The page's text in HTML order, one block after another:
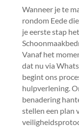
Wanneer je te
rondom Eede
je eerste stap
Vanaf het
dat nu via
begint ons
hulpverlening.​
benadering
stellen een plan